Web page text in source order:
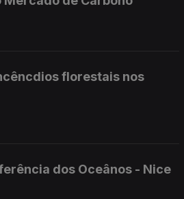
florestais nos
dos Oceânos - Nice